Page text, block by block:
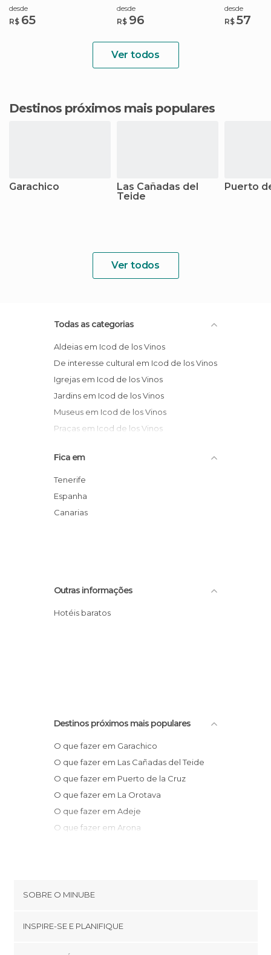
desde
R$ 65
desde
R$ 96
desde
R$ 57
Ver todos
Destinos próximos mais populares
Garachico
Las Cañadas del
Teide
Puerto
Ver todos
Todas as categorias
Aldeias em Icod de los Vinos
De interesse cultural em Icod de los Vinos
Igrejas em Icod de los Vinos
Jardins em Icod de los Vinos
Museus em Icod de los Vinos
Praças em Icod de los Vinos
Fica em
Tenerife
Espanha
Canarias
Outras informações
Hotéis baratos
Destinos próximos mais populares
O que fazer em Garachico
O que fazer em Las Cañadas del Teide
O que fazer em Puerto de la Cruz
O que fazer em La Orotava
O que fazer em Adeje
O que fazer em Arona
O que fazer em Candelaria
O que fazer em San Cristóbal de La
SOBRE O MINUBE
INSPIRE-SE E PLANIFIQUE
footer@item_discovertips_anchor